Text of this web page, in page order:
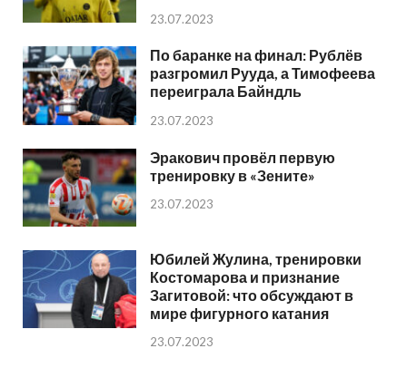
23.07.2023
По баранке на финал: Рублёв
разгромил Рууда, а Тимофеева
переиграла Байндль
23.07.2023
Эракович провёл первую
тренировку в «Зените»
23.07.2023
Юбилей Жулина, тренировки
Костомарова и признание
Загитовой: что обсуждают в
мире фигурного катания
23.07.2023